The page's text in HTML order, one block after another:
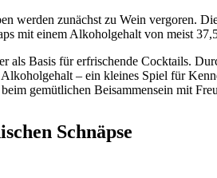
werden zunächst zu Wein vergoren.
mit einem Alkoholgehalt von meist
als Basis für erfrischende Cocktails.
– ein kleines Spiel für
gemütlichen Beisammensein mit
Schnäpse